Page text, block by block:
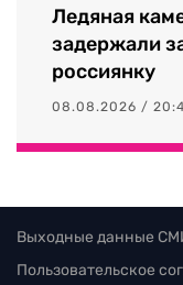
Ледяная
задержали
россиянку
08.08.2026 /
Выходные данные
Пользовательское